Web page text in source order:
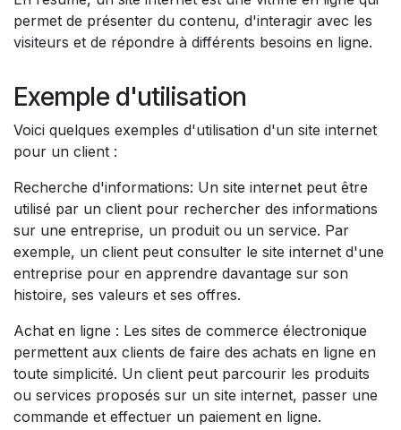
permet de présenter du contenu, d'interagir avec les
visiteurs et de répondre à différents besoins en ligne.
Exemple d'utilisation
Voici quelques exemples d'utilisation d'un site internet
pour un client :
Recherche d'informations: Un site internet peut être
utilisé par un client pour rechercher des informations
sur une entreprise, un produit ou un service. Par
exemple, un client peut consulter le site internet d'une
entreprise pour en apprendre davantage sur son
histoire, ses valeurs et ses offres.
Achat en ligne : Les sites de commerce électronique
permettent aux clients de faire des achats en ligne en
toute simplicité. Un client peut parcourir les produits
ou services proposés sur un site internet, passer une
commande et effectuer un paiement en ligne.